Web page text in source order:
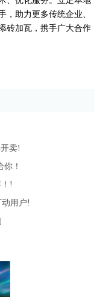
，助力更多传统企业、
砖加瓦，携手广大合作
卖!
！
!
用户!